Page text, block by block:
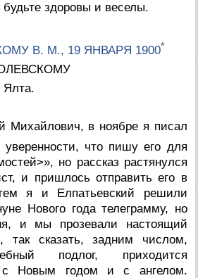
будьте здоровы и веселы.
В. М., 19 ЯНВАРЯ 1900*
Ялта.
Михайлович, в ноябре я писал
что пишу его для
но рассказ растянулся
и пришлось отправить его в
я и Елпатьевский решили
Нового года телеграмму, но
и мы прозевали настоящий
так сказать, задним числом,
подлог, приходится
с Новым годом и с ангелом.